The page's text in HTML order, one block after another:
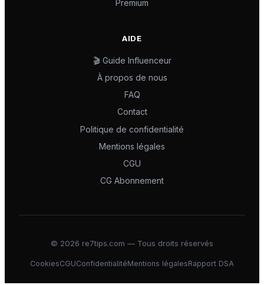
Premium
AIDE
🎬 Guide Influenceur
À propos de nous
FAQ
Contact
Politique de confidentialité
Mentions légales
CGU
CG Abonnement
© 2026 re7tips.com — Tous droits réservés
CookiesCGUConfidentialitéMentions légalesRapport DSA